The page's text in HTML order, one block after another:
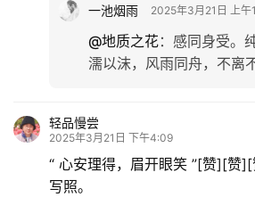
一池烟雨 2025年3月21日 上午
@地质之花： 感同身受。
濡以沫，风雨同舟，不离
轻品慢尝
2025年3月21日 下午4:09
“ 心安理得，眉开眼笑 ”[赞][赞
写照。